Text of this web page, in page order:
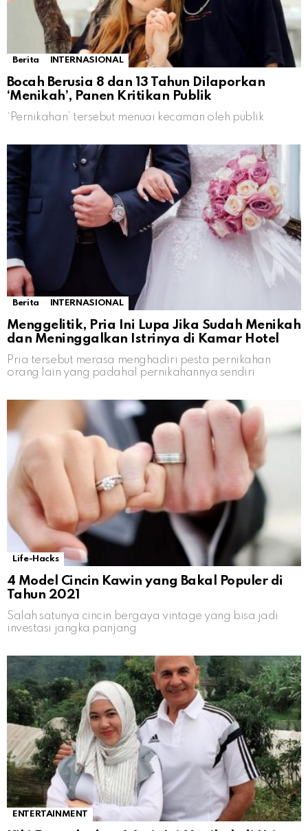
Berita INTERNASIONAL
Bocah Berusia 8 dan 13 Tahun Dilaporkan
‘Menikah’, Panen Kritikan Publik
‘Pernikahan’ tersebut menuai kecaman oleh publik
Berita INTERNASIONAL
Menggelitik, Pria Ini Lupa Jika Sudah Menikah
dan Meninggalkan Istrinya di Kamar Hotel
Pria tersebut merasa menghadiri pesta pernikahan
orang lain yang padahal pernikahannya sendiri
Life-Hacks
4 Model Cincin Kawin yang Bakal Populer di
Tahun 2021
Salah satunya cincin bergaya vintage yang bisa jadi
investasi jangka panjang
ENTERTAINMENT